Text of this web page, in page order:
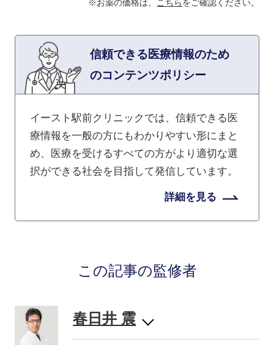
※お薬の価格は、 こちらをご確認ください。
信頼できる医療情報のため
のコンテンツポリシー
イースト駅前クリニックでは、信頼できる医
療情報を一般の方にもわかりやすい形にまと
め、医療を受けるすべての方がより適切な選
択ができる社会を目指して発信しています。
詳細を見る
この記事の監修者
春日井 震